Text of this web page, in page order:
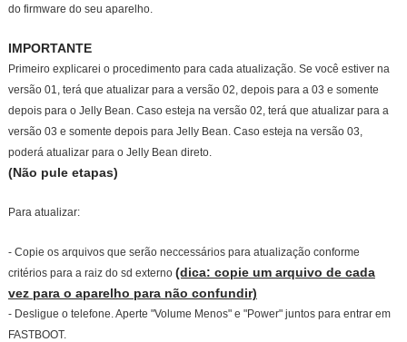
do firmware do seu aparelho.
IMPORTANTE
Primeiro explicarei o procedimento para cada atualização. Se você estiver na
versão 01, terá que atualizar para a versão 02, depois para a 03 e somente
depois para o Jelly Bean. Caso esteja na versão 02, terá que atualizar para a
versão 03 e somente depois para Jelly Bean. Caso esteja na versão 03,
poderá atualizar para o Jelly Bean direto.
(Não pule etapas)
Para atualizar:
- Copie os arquivos que serão neccessários para atualização conforme
critérios para a raiz do sd externo (dica: copie um arquivo de cada
vez para o aparelho para não confundir)
- Desligue o telefone. Aperte "Volume Menos" e "Power" juntos para entrar em
FASTBOOT.